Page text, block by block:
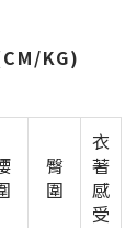
KG)
臀
圍
衣
著
感
受